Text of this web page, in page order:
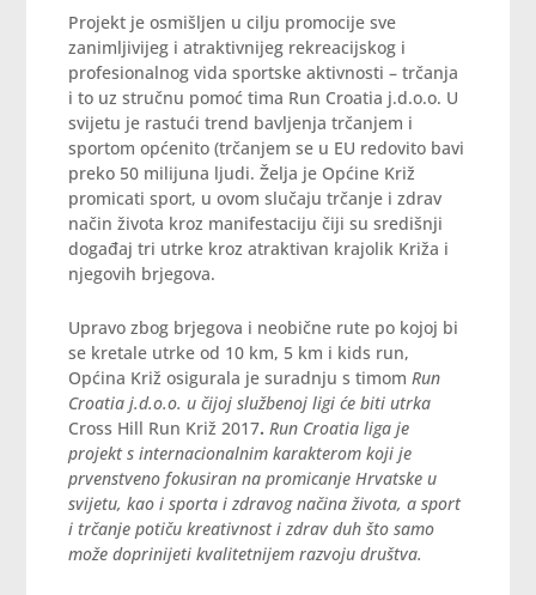
Projekt je osmišljen u cilju promocije sve
zanimljivijeg i atraktivnijeg rekreacijskog i
profesionalnog vida sportske aktivnosti – trčanja
i to uz stručnu pomoć tima Run Croatia j.d.o.o. U
svijetu je rastući trend bavljenja trčanjem i
sportom općenito (trčanjem se u EU redovito bavi
preko 50 milijuna ljudi. Želja je Općine Križ
promicati sport, u ovom slučaju trčanje i zdrav
način života kroz manifestaciju čiji su središnji
događaj tri utrke kroz atraktivan krajolik Križa i
njegovih brjegova.
Upravo zbog brjegova i neobične rute po kojoj bi
se kretale utrke od 10 km, 5 km i kids run,
Općina Križ osigurala je suradnju s timomRun
Croatia j.d.o.o. u čijoj službenoj ligi će biti utrka
Cross Hill Run Križ 2017.Run Croatia liga je
projekt s internacionalnim karakterom koji je
prvenstveno fokusiran na promicanje Hrvatske u
svijetu, kao i sporta i zdravog načina života, a sport
i trčanje potiču kreativnost i zdrav duh što samo
može doprinijeti kvalitetnijem razvoju društva.